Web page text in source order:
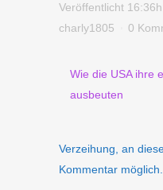
Veröffentlicht 16:36h
charly1805
0
Wie die USA ihre
ausbeuten
Verzeihung, an
Kommentar möglich.